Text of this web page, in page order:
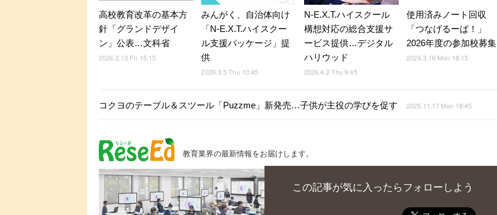
高校教育改革の基本方
針「グランドデザイ
ン」公表…文科省
2026.2.13 Fri 15:15
みんがく、自治体向け
「N-E.X.T.ハイスクー
ル支援パッケージ」提
供
2026.3.5 Thu 10:45
N-E.X.T.ハイスクール
構想対応の総合支援サ
ービス提供…デジタル
ハリウッド
2026.4.2 Thu 9:45
使用済みノート回収
「つなげるーぱ！」
2026年度の参加校募集
2026.3.16 Mon 18:15
コクヨのテーブル＆スツール「Puzzme」新発売…子供が主役の学びを促す 2025.11.17 Mon 18:45
教育業界の最新情報をお届けします。
この記事が気に入ったらフォローしよう